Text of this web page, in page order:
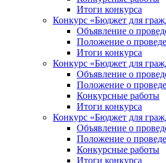
Итоги конкурса
Конкурс «Бюджет для
Объявление о
Положение о
Итоги конкурса
Конкурс «Бюджет для
Объявление о
Положение о
Конкурсные работы
Итоги конкурса
Конкурс «Бюджет для
Объявление о
Положение о
Конкурсные работы
Итоги конкурса